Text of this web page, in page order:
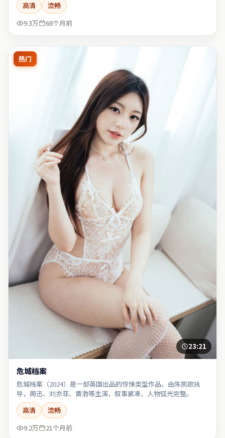
高清
流畅
9.3万
68个月前
热门
23:21
危城档案
危城档案（2024）是一部英国出品的惊悚类型作品，由陈凯歌执
导，周迅、刘亦菲、黄渤等主演，叙事紧凑、人物弧光完整。
高清
流畅
9.2万
21个月前